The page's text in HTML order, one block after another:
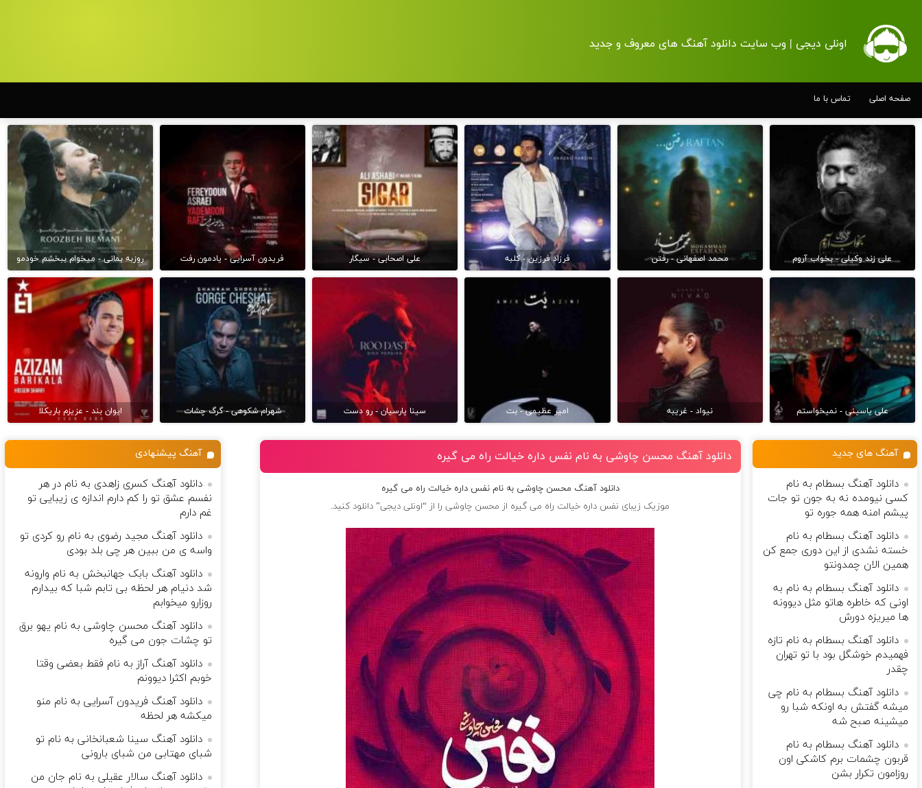
اونلی دیجی | وب سایت دانلود آهنگ های معروف و جدید
صفحه اصلی تماس با ما
علی زند وکیلی - بخواب آروم محمد اصفهانی - رفتن فرزاد فرزین - کلبه علی اصحابی - سیگار فریدون آسرایی - یادمون رفت روزبه بمانی - میخوام ببخشم خودمو
علی یاسینی - نمیخواستم نیواد - غریبه امیر عظیمی - بت سینا پارسیان - رو دست شهرام شکوهی - گرگ چشات ایوان بند - عزیزم باریکلا
دانلود آهنگ محسن چاوشی به نام ﻧﻔﺲ داره ﺧﻴﺎﻟﺖ راه ﻣﻰ ﮔﻴﺮه
دانلود آهنگ محسن چاوشی به نام ﻧﻔﺲ داره ﺧﻴﺎﻟﺖ راه ﻣﻰ ﮔﻴﺮه
موزیک زیبای ﻧﻔﺲ داره ﺧﻴﺎﻟﺖ راه ﻣﻰ ﮔﻴﺮه از محسن چاوشیرا از “اونلی دیجی” دانلود کنید.
آهنگ های جدید
دانلود آهنگ بسطام به نام
کسی نیومده نه به جون تو جات
پیشم امنه همه جوره تو
دانلود آهنگ بسطام به نام
خسته نشدی از این دوری جمع کن
همین الان چمدونتو
دانلود آهنگ بسطام به نام به
اونی که خاطره هاتو مثل دیوونه
ها میریزه دورش
دانلود آهنگ بسطام به نام تازه
فهمیدم خوشگل بود با تو تهران
چقدر
دانلود آهنگ بسطام به نام چی
میشه گفتش به اونکه شبا رو
میشینه صبح شه
دانلود آهنگ بسطام به نام
قربون چشمات برم کاشکی اون
روزامون تکرار بشن
آهنگ پیشنهادی
دانلود آهنگ کسری زاهدی به نام در هر
نفسم عشق تو را کم دارم اندازه ی زیبایی تو
غم دارم
دانلود آهنگ مجید رضوی به نام رو کردی تو
واسه ی من ببین هر چی بلد بودی
دانلود آهنگ بابک جهانبخش به نام وارونه
شد دنیام هر لحظه بی تابم شبا که بیدارم
روزارو میخوابم
دانلود آهنگ محسن چاوشی به نام ﻳﻬﻮ ﺑﺮق
ﺗﻮ ﭼﺸﺎت ﺟﻮن ﻣﻰ ﮔﻴﺮه
دانلود آهنگ آراز به نام فقط بعضی وقتا
خوبم اکثرا دیوونم
دانلود آهنگ فریدون آسرایی به نام منو
میکشه هر لحظه
دانلود آهنگ سینا شعبانخانی به نام تو
شبای مهتابی من شبای بارونی
دانلود آهنگ سالار عقیلی به نام جان من